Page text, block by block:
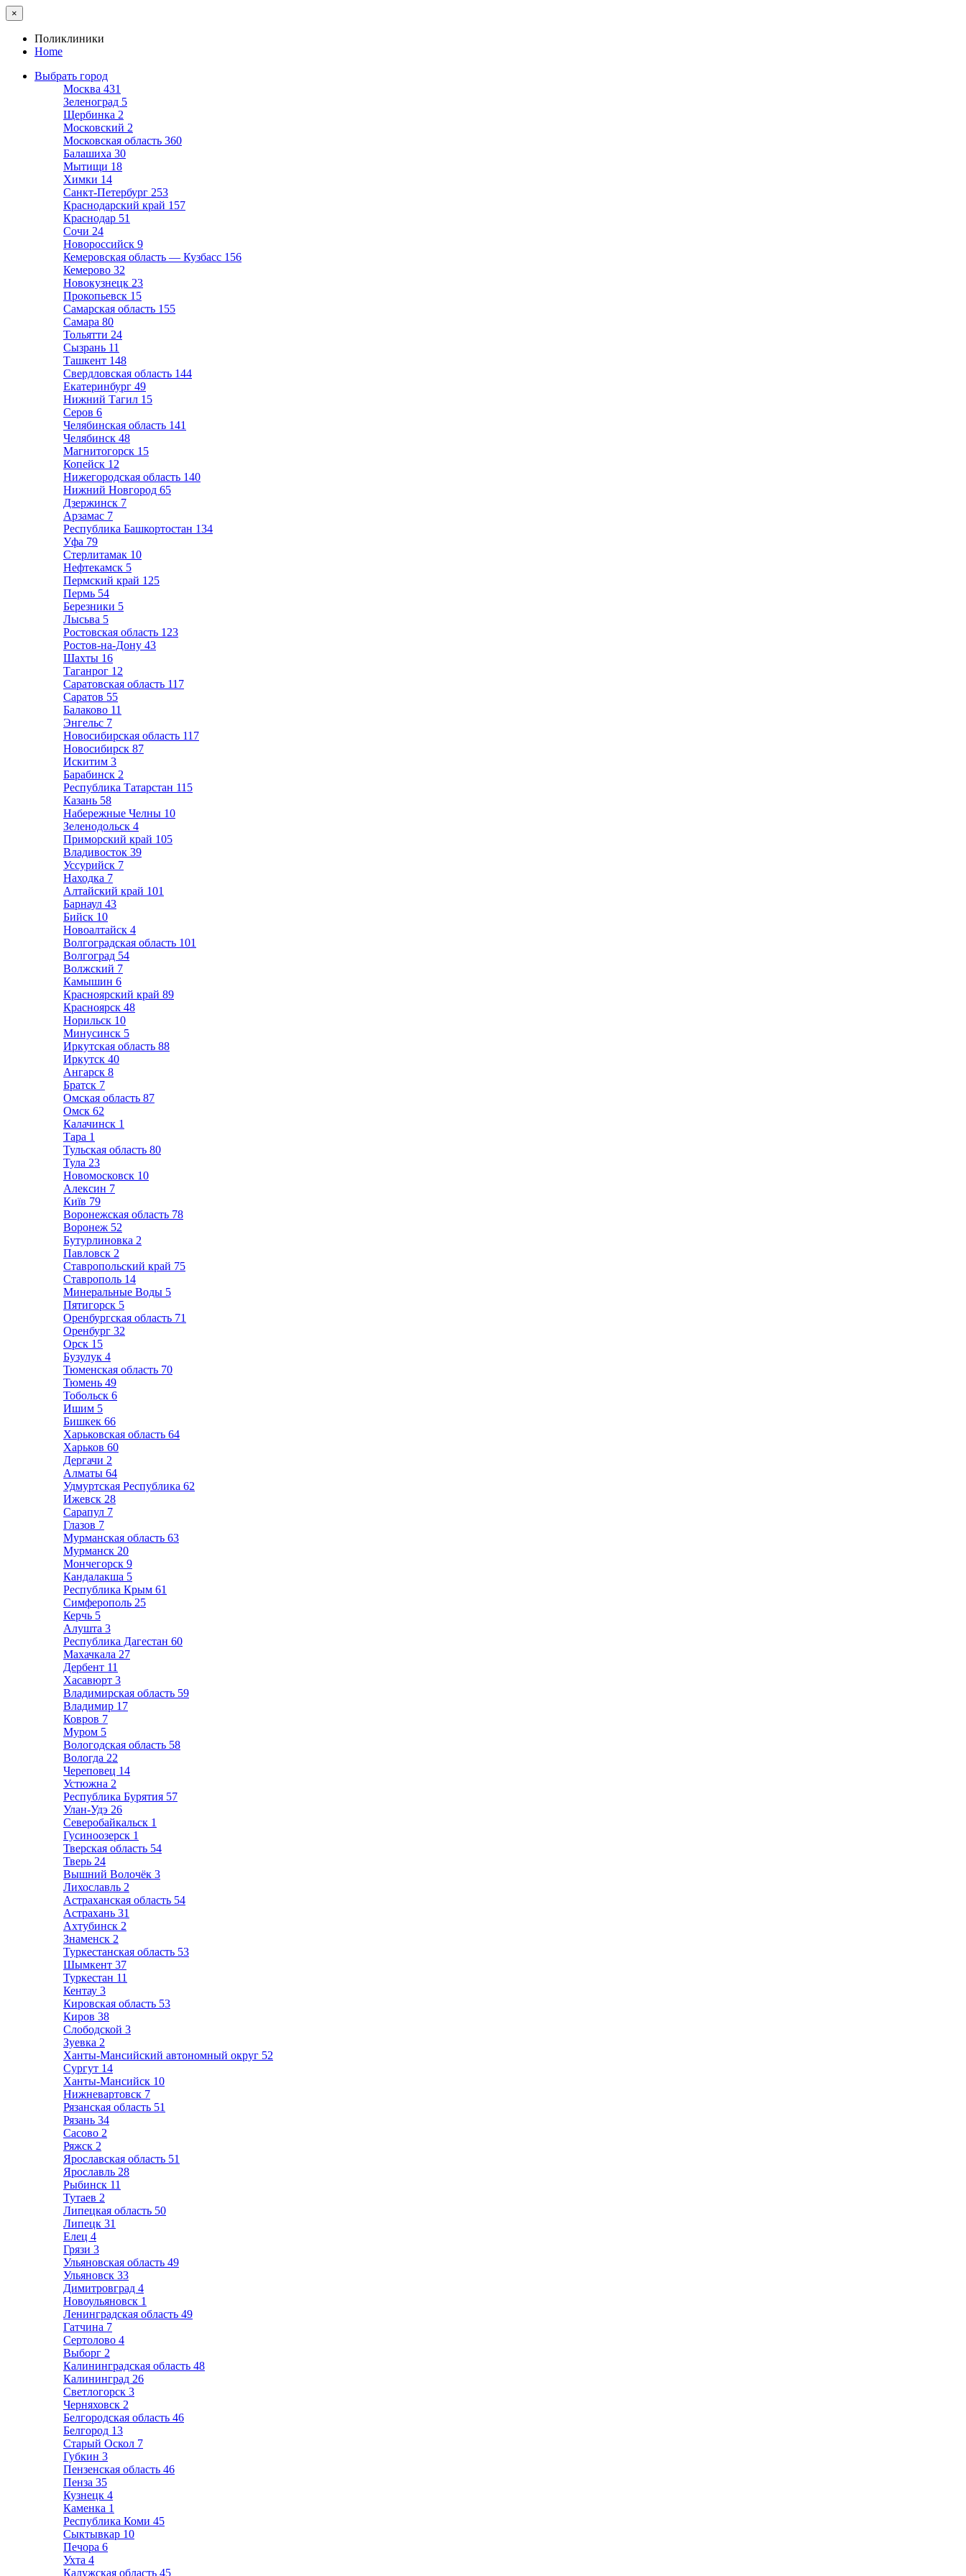
×
Поликлиники
Home
Выбрать город
Москва 431
Зеленоград 5
Щербинка 2
Московский 2
Московская область 360
Балашиха 30
Мытищи 18
Химки 14
Санкт-Петербург 253
Краснодарский край 157
Краснодар 51
Сочи 24
Новороссийск 9
Кемеровская область — Кузбасс 156
Кемерово 32
Новокузнецк 23
Прокопьевск 15
Самарская область 155
Самара 80
Тольятти 24
Сызрань 11
Ташкент 148
Свердловская область 144
Екатеринбург 49
Нижний Тагил 15
Серов 6
Челябинская область 141
Челябинск 48
Магнитогорск 15
Копейск 12
Нижегородская область 140
Нижний Новгород 65
Дзержинск 7
Арзамас 7
Республика Башкортостан 134
Уфа 79
Стерлитамак 10
Нефтекамск 5
Пермский край 125
Пермь 54
Березники 5
Лысьва 5
Ростовская область 123
Ростов-на-Дону 43
Шахты 16
Таганрог 12
Саратовская область 117
Саратов 55
Балаково 11
Энгельс 7
Новосибирская область 117
Новосибирск 87
Искитим 3
Барабинск 2
Республика Татарстан 115
Казань 58
Набережные Челны 10
Зеленодольск 4
Приморский край 105
Владивосток 39
Уссурийск 7
Находка 7
Алтайский край 101
Барнаул 43
Бийск 10
Новоалтайск 4
Волгоградская область 101
Волгоград 54
Волжский 7
Камышин 6
Красноярский край 89
Красноярск 48
Норильск 10
Минусинск 5
Иркутская область 88
Иркутск 40
Ангарск 8
Братск 7
Омская область 87
Омск 62
Калачинск 1
Тара 1
Тульская область 80
Тула 23
Новомосковск 10
Алексин 7
Київ 79
Воронежская область 78
Воронеж 52
Бутурлиновка 2
Павловск 2
Ставропольский край 75
Ставрополь 14
Минеральные Воды 5
Пятигорск 5
Оренбургская область 71
Оренбург 32
Орск 15
Бузулук 4
Тюменская область 70
Тюмень 49
Тобольск 6
Ишим 5
Бишкек 66
Харьковская область 64
Харьков 60
Дергачи 2
Алматы 64
Удмуртская Республика 62
Ижевск 28
Сарапул 7
Глазов 7
Мурманская область 63
Мурманск 20
Мончегорск 9
Кандалакша 5
Республика Крым 61
Симферополь 25
Керчь 5
Алушта 3
Республика Дагестан 60
Махачкала 27
Дербент 11
Хасавюрт 3
Владимирская область 59
Владимир 17
Ковров 7
Муром 5
Вологодская область 58
Вологда 22
Череповец 14
Устюжна 2
Республика Бурятия 57
Улан-Удэ 26
Северобайкальск 1
Гусиноозерск 1
Тверская область 54
Тверь 24
Вышний Волочёк 3
Лихославль 2
Астраханская область 54
Астрахань 31
Ахтубинск 2
Знаменск 2
Туркестанская область 53
Шымкент 37
Туркестан 11
Кентау 3
Кировская область 53
Киров 38
Слободской 3
Зуевка 2
Ханты-Мансийский автономный округ 52
Сургут 14
Ханты-Мансийск 10
Нижневартовск 7
Рязанская область 51
Рязань 34
Сасово 2
Ряжск 2
Ярославская область 51
Ярославль 28
Рыбинск 11
Тутаев 2
Липецкая область 50
Липецк 31
Елец 4
Грязи 3
Ульяновская область 49
Ульяновск 33
Димитровград 4
Новоульяновск 1
Ленинградская область 49
Гатчина 7
Сертолово 4
Выборг 2
Калининградская область 48
Калининград 26
Светлогорск 3
Черняховск 2
Белгородская область 46
Белгород 13
Старый Оскол 7
Губкин 3
Пензенская область 46
Пенза 35
Кузнецк 4
Каменка 1
Республика Коми 45
Сыктывкар 10
Печора 6
Ухта 4
Калужская область 45